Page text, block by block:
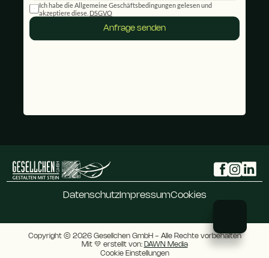
Ich habe die Allgemeine Geschäftsbedingungen gelesen und
akzeptiere diese. DSGVO
Anfrage senden
DatenschutzImpressumCookies
Mit 💛 erstellt von: DAWN Media
Copyright © 2026 Gesellchen GmbH - Alle Rechte vorbehalten
Cookie Einstellungen